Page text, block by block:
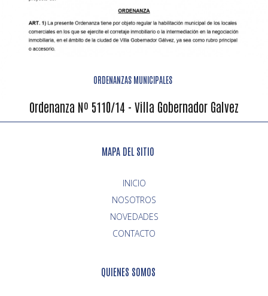
ORDENANZAS MUNICIPALES
Ordenanza Nº 5110/14 - Villa Gobernador Galvez
MAPA DEL SITIO
INICIO
NOVEDADES
CONTACTO
QUIENES SOMOS